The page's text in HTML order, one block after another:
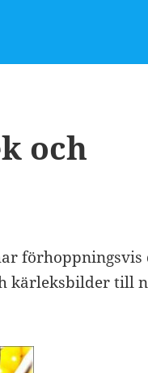
och
förhoppningsvis
kärleksbilder till